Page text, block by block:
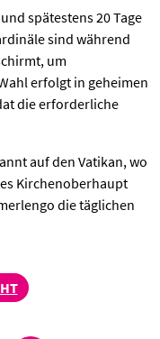
spätestens 20 Tage
sind während
um
erfolgt in geheimen
die erforderliche
auf den Vatikan, wo
Kirchenoberhaupt
die täglichen